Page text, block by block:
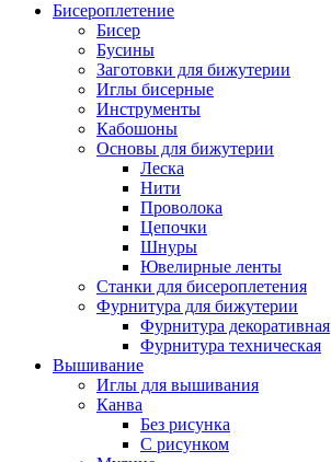
Бисероплетение
Бисер
Бусины
Заготовки для бижутерии
Иглы бисерные
Инструменты
Кабошоны
Основы для бижутерии
Леска
Нити
Проволока
Цепочки
Шнуры
Ювелирные ленты
Станки для бисероплетения
Фурнитура для бижутерии
Фурнитура декоративная
Фурнитура техническая
Вышивание
Иглы для вышивания
Канва
Без рисунка
С рисунком